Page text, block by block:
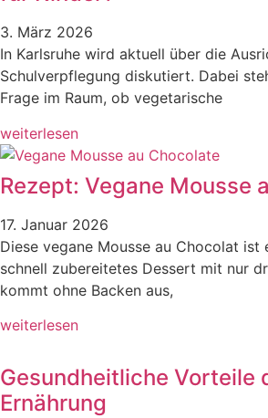
3. März 2026
In Karlsruhe wird aktuell über die
Schulverpflegung diskutiert. Dabei
Frage im Raum, ob vegetarische
weiterlesen
Rezept: Vegane Mousse
17. Januar 2026
Diese vegane Mousse au Chocolat ist
schnell zubereitetes Dessert mit nur
kommt ohne Backen aus,
weiterlesen
Gesundheitliche Vorteile
Ernährung